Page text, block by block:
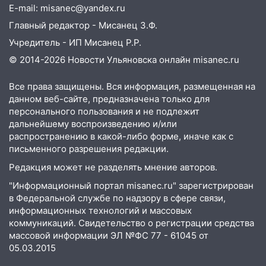
09:28 Дети на дорогах: пострадали
велосипедисты, мотоциклисты и
пешеходы. Обзор крупных аварий в
Ульяновской области
08:30 Поджог со свечой, 16 сгоревших
домов и выстрел за водку
07:50 Какая погоды будет днем 8
августа
06:45 Императорский мост в
Ульяновске останется закрытым до
05:18 Судьба готовит сюрприз: гороскоп
на 8 августа — кому повезет с
деньгами, а кого ждет неожиданная
встреча
E-mail: misanec@yandex.ru
Главный редактор - Мисанец З.Ф.
Учредитель - ИП Мисанец Р.Р.
© 2014-2026 Новости Ульяновска онлайн misanec.ru
Все права защищены. Вся информация, размещенная на
данном веб-сайте, предназначена только для
персонального пользования и не подлежит
дальнейшему воспроизведению и/или
распространению в какой-либо форме, иначе как с
письменного разрешения редакции.
Редакция может не разделять мнение авторов.
"Информационный портал misanec.ru" зарегистрирован
в Федеральной службе по надзору в сфере связи,
информационных технологий и массовых
коммуникаций. Свидетельство о регистрации средства
массовой информации ЭЛ №ФС 77 - 61045 от
05.03.2015